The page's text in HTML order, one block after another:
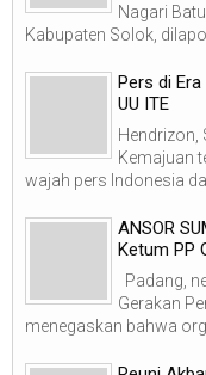
Nagari
Kabupaten Solok,
Pers di
UU ITE
Hendrizon,
Kemajuan
wajah pers Indonesia
ANSOR
Ketum PP
Padang,
Gerakan
menegaskan bahwa